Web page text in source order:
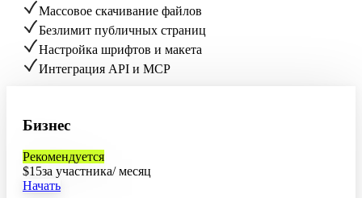
Массовое скачивание файлов
Безлимит публичных страниц
Настройка шрифтов и макета
Интеграция API и MCP
Бизнес
Рекомендуется
$15за участника/ месяц
Начать